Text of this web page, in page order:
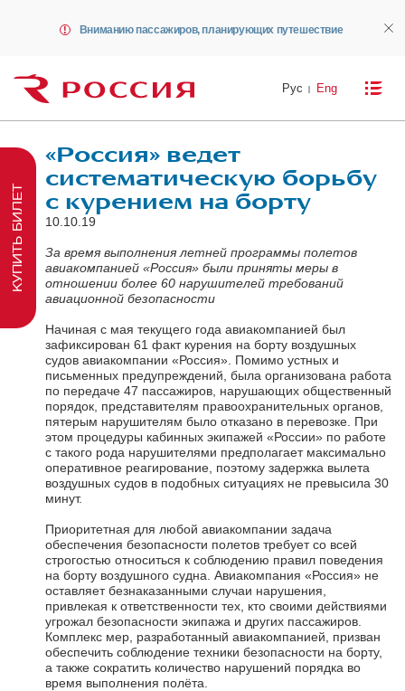
Вниманию пассажиров, планирующих путешествие
Рус Eng
«Россия» ведет
систематическую борьбу
с курением на борту
10.10.19
За время выполнения летней программы полетов
авиакомпанией «Россия» были приняты меры в
отношении более 60 нарушителей требований
авиационной безопасности
Начиная с мая текущего года авиакомпанией был
зафиксирован 61 факт курения на борту воздушных
судов авиакомпании «Россия». Помимо устных и
письменных предупреждений, была организована работа
по передаче 47 пассажиров, нарушающих общественный
порядок, представителям правоохранительных органов,
пятерым нарушителям было отказано в перевозке. При
этом процедуры кабинных экипажей «России» по работе
с такого рода нарушителями предполагает максимально
оперативное реагирование, поэтому задержка вылета
воздушных судов в подобных ситуациях не превысила 30
минут.
Приоритетная для любой авиакомпании задача
обеспечения безопасности полетов требует со всей
строгостью относиться к соблюдению правил поведения
на борту воздушного судна. Авиакомпания «Россия» не
оставляет безнаказанными случаи нарушения,
привлекая к ответственности тех, кто своими действиями
угрожал безопасности экипажа и других пассажиров.
Комплекс мер, разработанный авиакомпанией, призван
обеспечить соблюдение техники безопасности на борту,
а также сократить количество нарушений порядка во
время выполнения полёта.
КУПИТЬ БИЛЕТ